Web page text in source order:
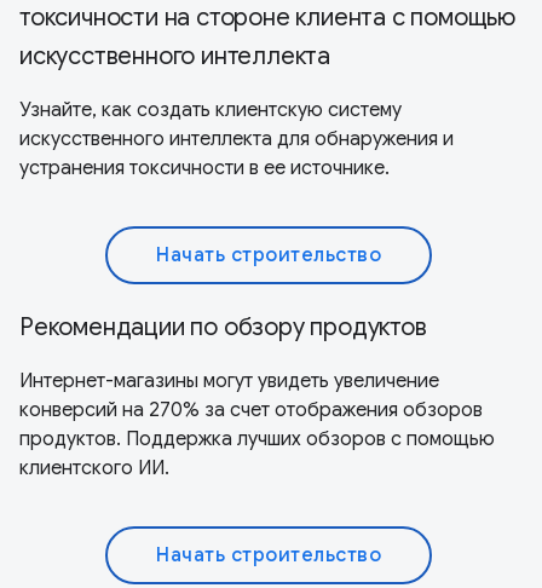
токсичности на стороне клиента с помощью
искусственного интеллекта
Узнайте, как создать клиентскую систему
искусственного интеллекта для обнаружения и
устранения токсичности в ее источнике.
Начать строительство
Рекомендации по обзору продуктов
Интернет-магазины могут увидеть увеличение
конверсий на 270% за счет отображения обзоров
продуктов. Поддержка лучших обзоров с помощью
клиентского ИИ.
Начать строительство